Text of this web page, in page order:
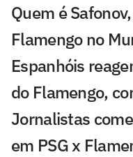
Quem é
Flamengo no
Espanhóis
do Flamengo,
Jornalistas
em PSG x